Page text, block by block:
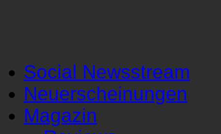
Social Newsstream
Neuerscheinungen
Magazin